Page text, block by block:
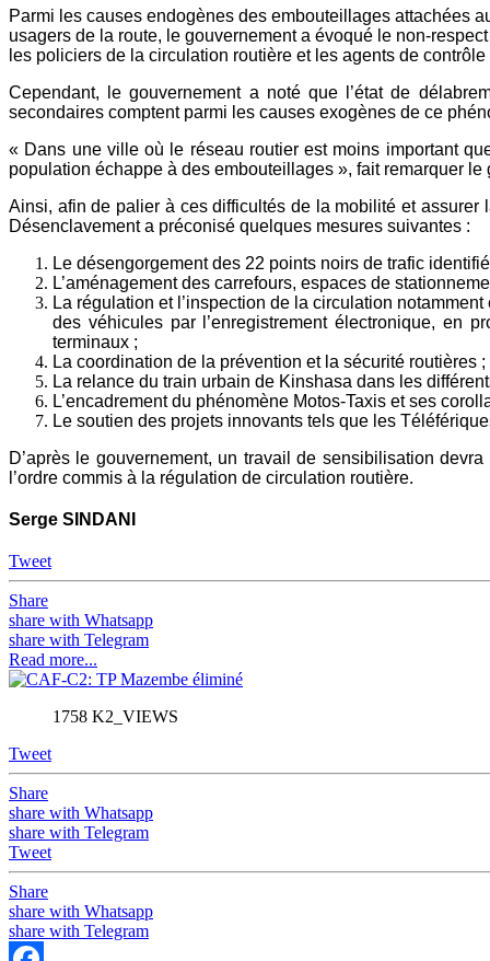
Parmi les causes endogènes des embouteillages attachées
usagers de la route, le gouvernement a évoqué le non-
les policiers de la circulation routière et les agents de
Cependant, le gouvernement a noté que l’état de
secondaires comptent parmi les causes exogènes de ce
« Dans une ville où le réseau routier est moins important
population échappe à des embouteillages », fait remarquer le
Ainsi, afin de palier à ces difficultés de la mobilité et
Désenclavement a préconisé quelques mesures suivantes :
Le désengorgement des 22 points noirs de trafic
L’aménagement des carrefours, espaces de
La régulation et l’inspection de la circulation
des véhicules par l’enregistrement électronique, en
terminaux ;
La coordination de la prévention et la sécurité routières ;
La relance du train urbain de Kinshasa dans les
L’encadrement du phénomène Motos-Taxis et ses
Le soutien des projets innovants tels que les
D’après le gouvernement, un travail de sensibilisation
l’ordre commis à la régulation de circulation routière.
Serge SINDANI
Tweet
Share
share with Whatsapp
share with Telegram
Read more...
1758 K2_VIEWS
Tweet
Share
share with Whatsapp
share with Telegram
Tweet
Share
share with Whatsapp
share with Telegram